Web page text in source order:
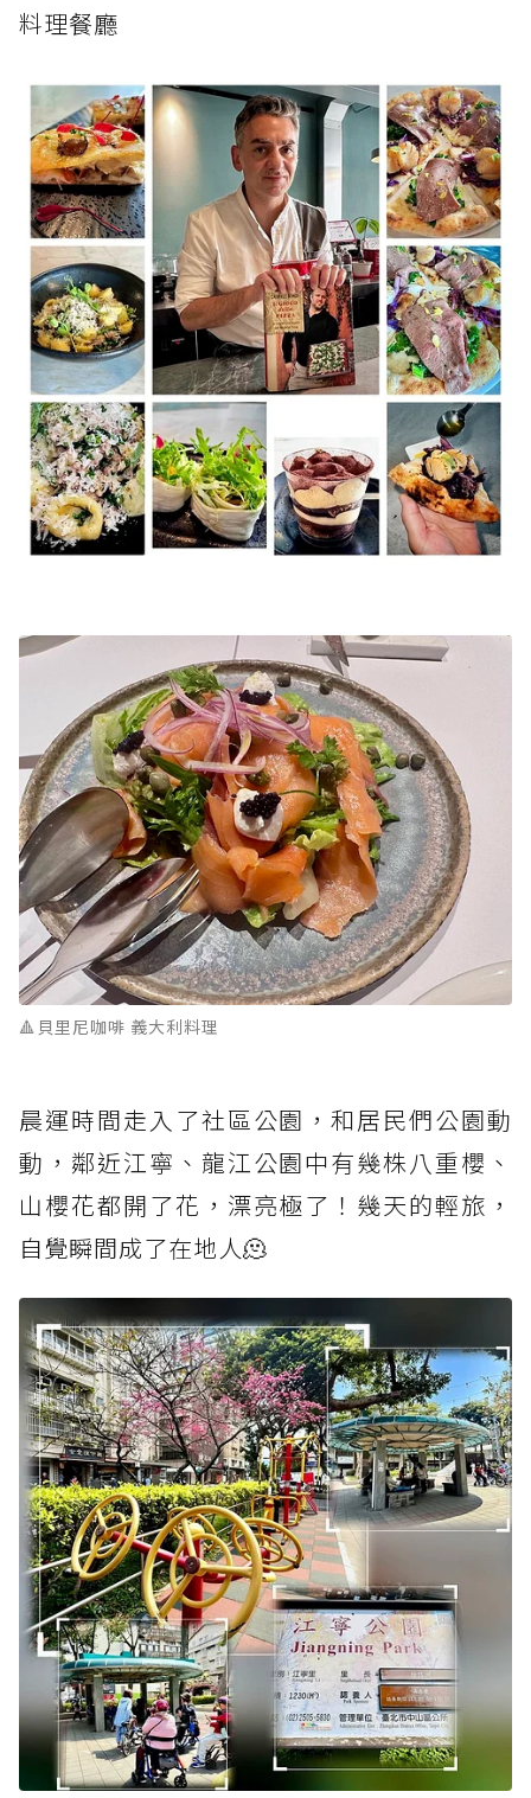
料理餐廳
🔺貝里尼咖啡 義大利料理
晨運時間走入了社區公園，和居民們公園動
動，鄰近江寧、龍江公園中有幾株八重櫻、
山櫻花都開了花，漂亮極了！幾天的輕旅，
自覺瞬間成了在地人🫠